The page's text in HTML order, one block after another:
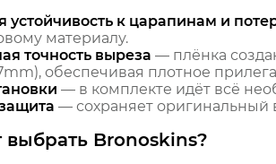
к царапинам и
материалу.
точность выреза — плёнка
обеспечивая плотное
— в комплекте идёт всё
— сохраняет оригинальный
выбрать Bronoskins?